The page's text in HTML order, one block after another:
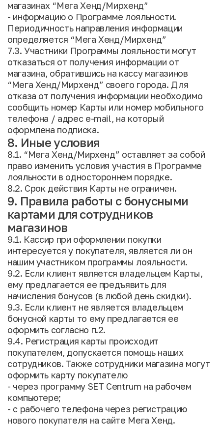
магазинах “Мега Хенд/Мирхенд”
- информацию о Программе лояльности.
Периодичность направления информации
определяется “Мега Хенд/Мирхенд”
7.3. Участники Программы лояльности могут
отказаться от получения информации от
магазина, обратившись на кассу магазинов
“Мега Хенд/Мирхенд” своего города. Для
отказа от получения информации необходимо
сообщить номер Карты или номер мобильного
телефона / адрес e-mail, на который
оформлена подписка.
8. Иные условия
8.1. “Мега Хенд/Мирхенд” оставляет за собой
право изменить условия участия в Программе
лояльности в одностороннем порядке.
8.2. Срок действия Карты не ограничен.
9. Правила работы с бонусными
картами для сотрудников
магазинов
9.1. Кассир при оформлении покупки
интересуется у покупателя, является ли он
нашим участником программы лояльности.
9.2. Если клиент является владельцем Карты,
ему предлагается ее предъявить для
начисления бонусов (в любой день скидки).
9.3. Если клиент не является владельцем
бонусной карты то ему предлагается ее
оформить согласно п.2.
9.4. Регистрация карты происходит
покупателем, допускается помощь наших
сотрудников. Также сотрудники магазина могут
оформить карту покупателю
- через программу SET Centrum на рабочем
компьютере;
- с рабочего телефона через регистрацию
нового покупателя на сайте Мега Хенд.